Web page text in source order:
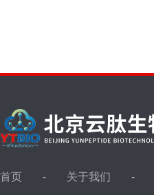
首页 关于我们